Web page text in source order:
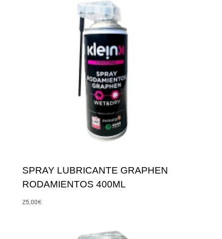
SPRAY LUBRICANTE GRAPHEN
RODAMIENTOS 400ML
25,00€